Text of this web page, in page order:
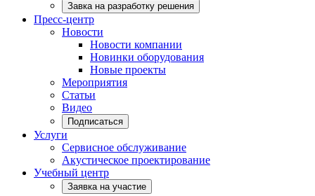
Завка на разработку решения
Пресс-центр
Новости
Новости компании
Новинки оборудования
Новые проекты
Мероприятия
Статьи
Видео
Подписаться
Услуги
Сервисное обслуживание
Акустическое проектирование
Учебный центр
Заявка на участие